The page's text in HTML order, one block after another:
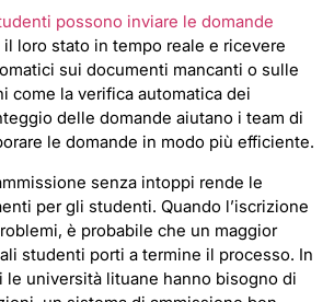
possono inviare le domande
il loro stato in tempo reale e ricevere
sui documenti mancanti o sulle
come la verifica automatica dei
delle domande aiutano i team di
le domande in modo più efficiente.
senza intoppi rende le
per gli studenti. Quando l’iscrizione
è probabile che un maggior
studenti porti a termine il processo. In
le università lituane hanno bisogno di